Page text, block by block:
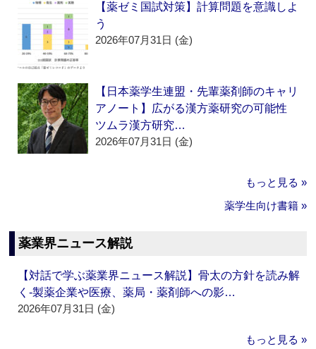
【薬ゼミ国試対策】計算問題を意識しよ
う
2026年07月31日 (金)
【日本薬学生連盟・先輩薬剤師のキャリ
アノート】広がる漢方薬研究の可能性
ツムラ漢方研究…
2026年07月31日 (金)
もっと見る »
薬学生向け書籍 »
薬業界ニュース解説
【対話で学ぶ薬業界ニュース解説】骨太の方針を読み解
く‐製薬企業や医療、薬局・薬剤師への影…
2026年07月31日 (金)
もっと見る »